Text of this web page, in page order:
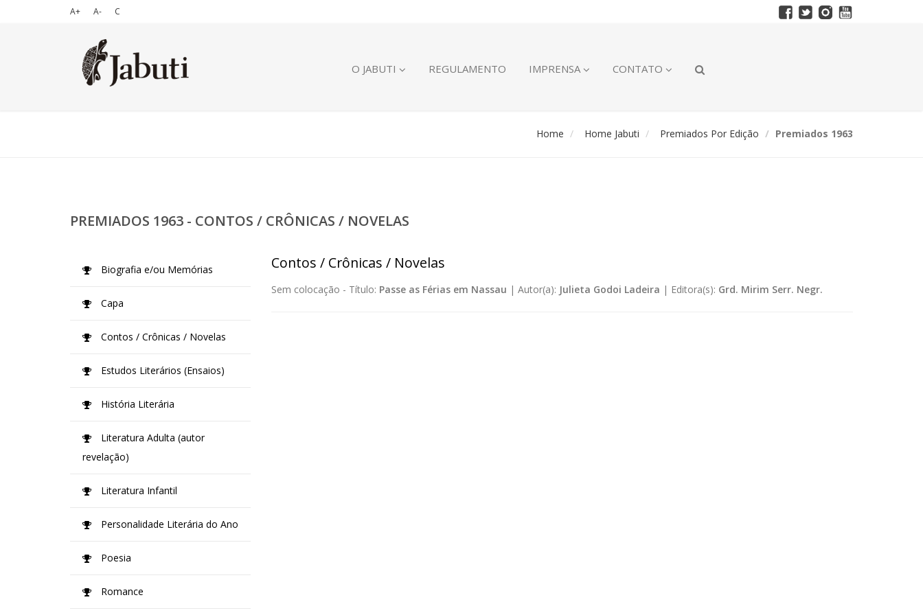
A+ A- C
O JABUTI REGULAMENTO IMPRENSA CONTATO
Home Home Jabuti Premiados Por Edição Premiados 1963
PREMIADOS 1963 - CONTOS / CRÔNICAS / NOVELAS
Contos / Crônicas / Novelas
Sem colocação - Título: Passe as Férias em Nassau | Autor(a): Julieta Godoi Ladeira | Editora(s): Grd. Mirim Serr. Negr.
Biografia e/ou Memórias
Capa
Contos / Crônicas / Novelas
Estudos Literários (Ensaios)
História Literária
Literatura Adulta (autor
revelação)
Literatura Infantil
Personalidade Literária do Ano
Poesia
Romance